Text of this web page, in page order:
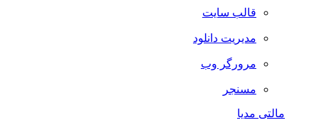
قالب سایت
مدیریت دانلود
مرورگر وب
مسنجر
مالتی مدیا